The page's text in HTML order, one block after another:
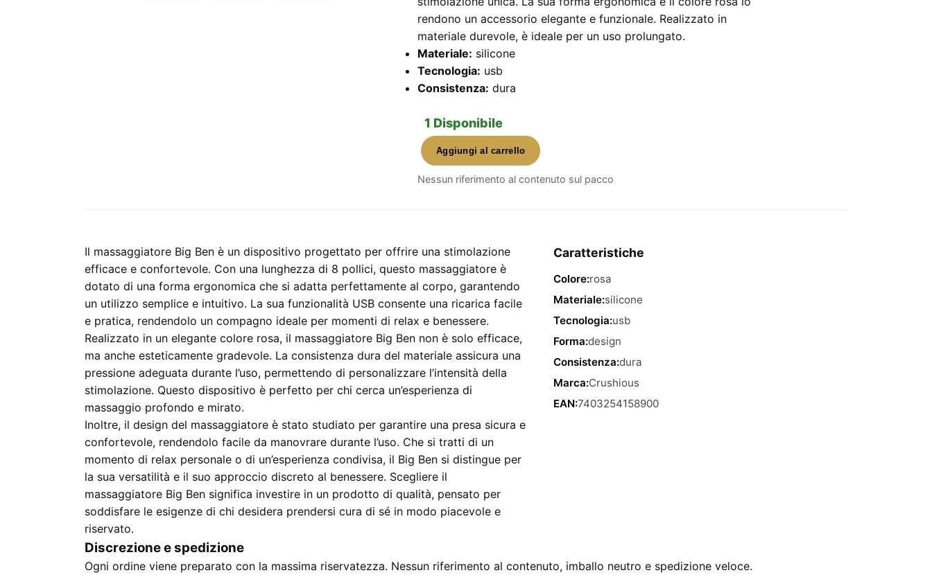
rendono un accessorio elegante e funzionale. Realizzato in
materiale durevole, è ideale per un uso prolungato.
Materiale: silicone
Tecnologia: usb
Consistenza: dura
1 Disponibile
Big
Ben
Sfarfallio
Usb
–
stimolante
8in,
design
ergonomico,
colore
rosa
Aggiungi al carrello
Nessun riferimento al contenuto sul pacco
Il massaggiatore Big Ben è un dispositivo progettato per offrire una stimolazione
efficace e confortevole. Con una lunghezza di 8 pollici, questo massaggiatore è
dotato di una forma ergonomica che si adatta perfettamente al corpo, garantendo
un utilizzo semplice e intuitivo. La sua funzionalità USB consente una ricarica facile
e pratica, rendendolo un compagno ideale per momenti di relax e benessere.
Realizzato in un elegante colore rosa, il massaggiatore Big Ben non è solo efficace,
ma anche esteticamente gradevole. La consistenza dura del materiale assicura una
pressione adeguata durante l’uso, permettendo di personalizzare l’intensità della
stimolazione. Questo dispositivo è perfetto per chi cerca un’esperienza di
massaggio profondo e mirato.
Inoltre, il design del massaggiatore è stato studiato per garantire una presa sicura e
confortevole, rendendolo facile da manovrare durante l’uso. Che si tratti di un
momento di relax personale o di un’esperienza condivisa, il Big Ben si distingue per
la sua versatilità e il suo approccio discreto al benessere. Scegliere il
massaggiatore Big Ben significa investire in un prodotto di qualità, pensato per
soddisfare le esigenze di chi desidera prendersi cura di sé in modo piacevole e
riservato.
Caratteristiche
Colore:rosa
Materiale:silicone
Tecnologia:usb
Forma:design
Consistenza:dura
Marca:Crushious
EAN:7403254158900
Discrezione e spedizione
Ogni ordine viene preparato con la massima riservatezza. Nessun riferimento al contenuto, imballo neutro e spedizione veloce.